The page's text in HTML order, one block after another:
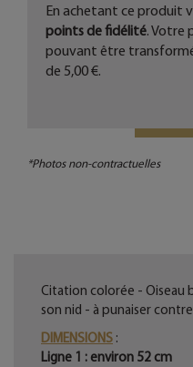
En achetant ce produit
points de fidélité. Votre
pouvant être
de 5,00 €.
*Photos non-contractuelles
Citation colorée - Oiseau
son nid - à punaiser
DIMENSIONS :
Ligne 1 : environ 52 cm